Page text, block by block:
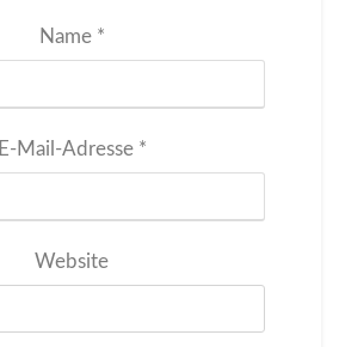
Name *
E-Mail-Adresse *
Website